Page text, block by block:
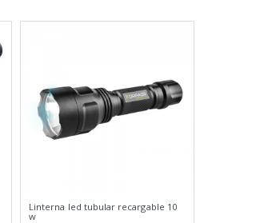
Linterna led tubular recargable 10
w